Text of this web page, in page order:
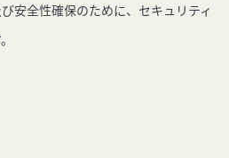
安全性確保のために、セキュリティ